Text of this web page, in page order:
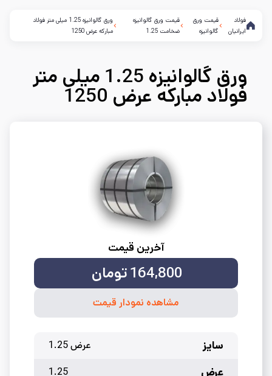
فولاد
ایرانیان
قیمت ورق
گالوانیزه
قیمت ورق گالوانیزه
ضخامت 1.25
ورق گالوانیزه 1.25 میلی متر فولاد
مبارکه عرض 1250
ورق گالوانیزه 1.25 میلی متر
فولاد مبارکه عرض 1250
آخرین قیمت
164,800تومان
مشاهده نمودار قیمت
سایز عرض 1.25
عرض 1.25